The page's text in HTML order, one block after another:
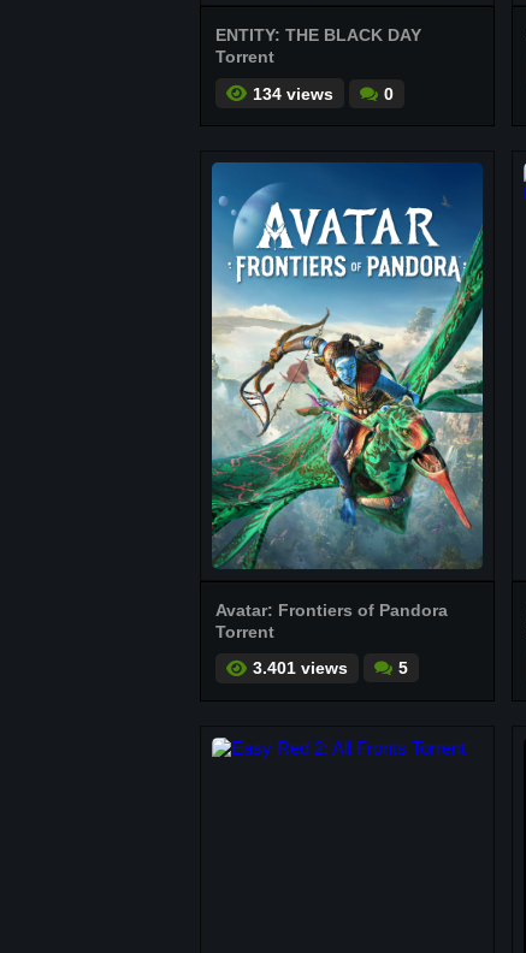
ENTITY: THE BLACK DAY
Torrent
134 views
0
Avatar: Frontiers of Pandora
Torrent
3.401 views
5